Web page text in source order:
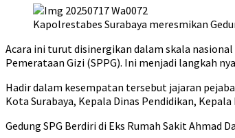
Kapolrestabes Surabaya meresmikan
Acara ini turut disinergikan dalam skala
Pemerataan Gizi (SPPG). Ini menjadi langkah
Hadir dalam kesempatan tersebut jajaran
Kota Surabaya, Kepala Dinas Pendidikan,
Gedung SPG Berdiri di Eks Rumah Sakit Ahmad